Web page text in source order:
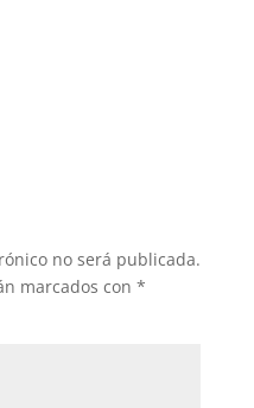
no será publicada.
marcados con *